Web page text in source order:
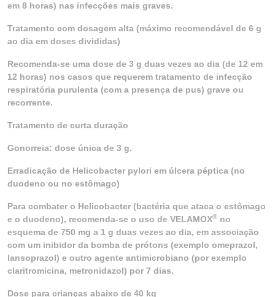
em 8 horas) nas infecções mais graves.
Tratamento com dosagem alta (máximo recomendável de 6 g
ao dia em doses divididas)
Recomenda-se uma dose de 3 g duas vezes ao dia (de 12 em
12 horas) nos casos que requerem tratamento de infecção
respiratória purulenta (com a presença de pus) grave ou
recorrente.
Tratamento de curta duração
Gonorreia: dose única de 3 g.
Erradicação de Helicobacter pylori em úlcera péptica (no
duodeno ou no estômago)
Para combater o Helicobacter (bactéria que ataca o estômago
e o duodeno), recomenda-se o uso de VELAMOX® no
esquema de 750 mg a 1 g duas vezes ao dia, em associação
com um inibidor da bomba de prótons (exemplo omeprazol,
lansoprazol) e outro agente antimicrobiano (por exemplo
claritromicina, metronidazol) por 7 dias.
Dose para crianças abaixo de 40 kg